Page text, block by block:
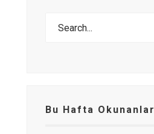
Bu Hafta Okunanlar